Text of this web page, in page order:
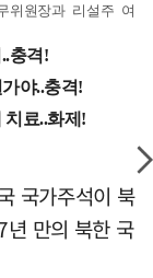
위원장과 리설주 여
국가주석이 북
년 만의 북한 국